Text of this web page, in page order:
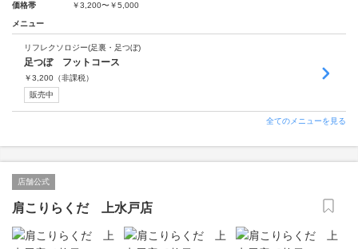
価格帯
￥3,200〜￥5,000
メニュー
リフレクソロジー(足裏・足つぼ)
足つぼ フットコース
￥3,200 （非課税）
販売中
全てのメニューを見る
店舗公式
肩こりらくだ 上水戸店